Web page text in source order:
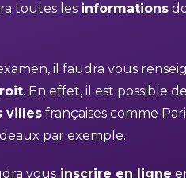
toutes les informations
il faudra vous
. En effet, il est possible
villes françaises comme
par exemple.
vous inscrire en ligne